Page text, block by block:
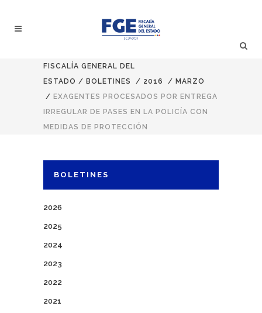
FISCALÍA GENERAL DEL
ESTADO / BOLETINES / 2016 / MARZO
/ EXAGENTES PROCESADOS POR ENTREGA
IRREGULAR DE PASES EN LA POLICÍA CON
MEDIDAS DE PROTECCIÓN
BOLETINES
2026
2025
2024
2023
2022
2021